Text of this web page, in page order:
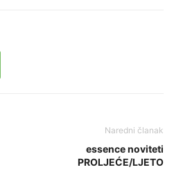
Naredni članak
essence noviteti
PROLJEĆE/LJETO